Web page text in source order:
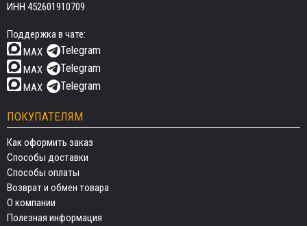
ИНН 452601910709
Поддержка в чате:
MAX
Telegram
MAX Telegram
MAX Telegram
ПОКУПАТЕЛЯМ
Как оформить заказ
Способы доставки
Способы оплаты
Возврат и обмен товара
О компании
Полезная информация